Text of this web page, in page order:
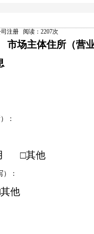
注册 阅读：2207次
市场主体住所（营
：
□其他
：
他